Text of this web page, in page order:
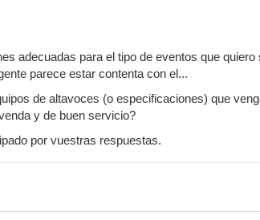
adecuadas para el tipo de eventos que
parece estar contenta con el...
de altavoces (o especificaciones) que
y de buen servicio?
por vuestras respuestas.